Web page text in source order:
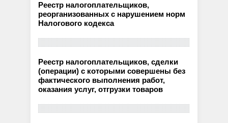
Реестр налогоплательщиков,
реорганизованных с нарушением норм
Налогового кодекса
Реестр налогоплательщиков, сделки
(операции) с которыми совершены без
фактического выполнения работ,
оказания услуг, отгрузки товаров